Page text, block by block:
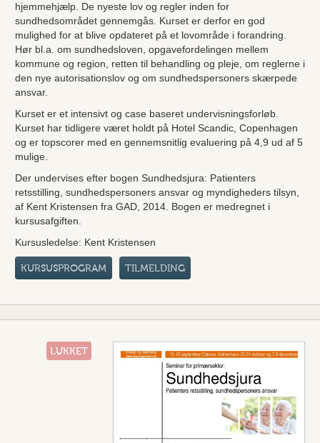
hjemmehjælp. De nyeste lov og regler inden for
sundhedsområdet gennemgås. Kurset er derfor en god
mulighed for at blive opdateret på et lovområde i forandring.
Hør bl.a. om sundhedsloven, opgavefordelingen mellem
kommune og region, retten til behandling og pleje, om reglerne i
den nye autorisationslov og om sundhedspersoners skærpede
ansvar.
Kurset er et intensivt og case baseret undervisningsforløb.
Kurset har tidligere været holdt på Hotel Scandic, Copenhagen
og er topscorer med en gennemsnitlig evaluering på 4,9 ud af 5
mulige.
Der undervises efter bogen Sundhedsjura: Patienters
retsstilling, sundhedspersoners ansvar og myndigheders tilsyn,
af Kent Kristensen fra GAD, 2014. Bogen er medregnet i
kursusafgiften.
Kursusledelse: Kent Kristensen
KURSUSPROGRAM TILMELDING
LUKKET